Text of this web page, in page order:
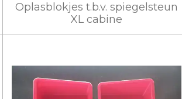
Oplasblokjes t.b.v. spiegelsteun
XL cabine